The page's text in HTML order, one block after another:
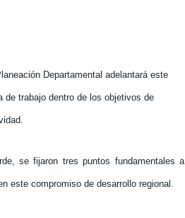
Departamental adelantará este
de trabajo dentro de los objetivos de
se fijaron tres puntos fundamentales a
este compromiso de desarrollo regional.